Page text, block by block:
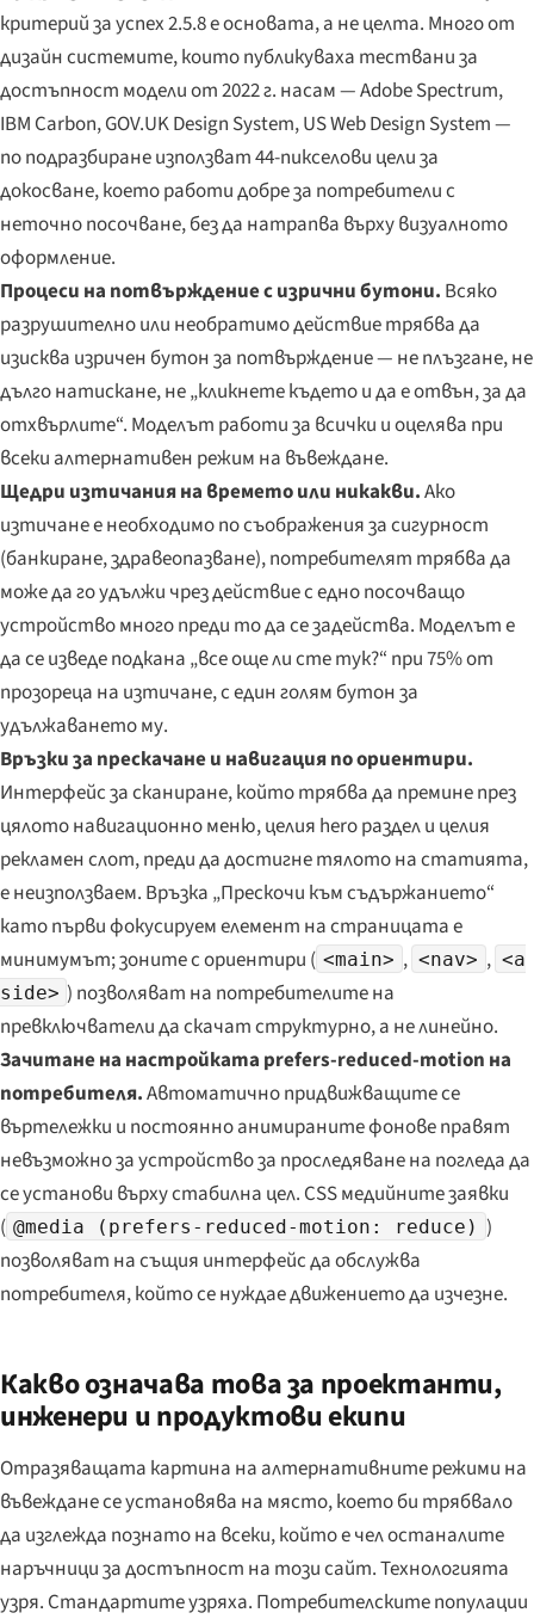
критерий за успех 2.5.8 е основата, а не целта. Много от
дизайн системите, които публикуваха тествани за
достъпност модели от 2022 г. насам — Adobe Spectrum,
IBM Carbon, GOV.UK Design System, US Web Design System —
по подразбиране използват 44-пикселови цели за
докосване, което работи добре за потребители с
неточно посочване, без да натрапва върху визуалното
оформление.
Процеси на потвърждение с изрични бутони. Всяко
разрушително или необратимо действие трябва да
изисква изричен бутон за потвърждение — не плъзгане, не
дълго натискане, не „кликнете където и да е отвън, за да
отхвърлите“. Моделът работи за всички и оцелява при
всеки алтернативен режим на въвеждане.
Щедри изтичания на времето или никакви.Ако
изтичане е необходимо по съображения за сигурност
(банкиране, здравеопазване), потребителят трябва да
може да го удължи чрез действие с едно посочващо
устройство много преди то да се задейства. Моделът е
да се изведе подкана „все още ли сте тук?“ при 75% от
прозореца на изтичане, с един голям бутон за
удължаването му.
Връзки за прескачане и навигация по ориентири.
Интерфейс за сканиране, който трябва да премине през
цялото навигационно меню, целия hero раздел и целия
рекламен слот, преди да достигне тялото на статията,
е неизползваем. Връзка „Прескочи към съдържанието“
като първи фокусируем елемент на страницата е
минимумът; зоните с ориентири ( <main> , <nav> , <a
side> ) позволяват на потребителите на
превключватели да скачат структурно, а не линейно.
Зачитане на настройката prefers-reduced-motion на
потребителя.Автоматично придвижващите се
въртележки и постоянно анимираните фонове правят
невъзможно за устройство за проследяване на погледа да
се установи върху стабилна цел. CSS медийните заявки
( @media (prefers-reduced-motion: reduce) )
позволяват на същия интерфейс да обслужва
потребителя, който се нуждае движението да изчезне.
Какво означава това за проектанти,
инженери и продуктови екипи
Отразяващата картина на алтернативните режими на
въвеждане се установява на място, което би трябвало
да изглежда познато на всеки, който е чел останалите
наръчници за достъпност на този сайт. Технологията
узря. Стандартите узряха. Потребителските популации